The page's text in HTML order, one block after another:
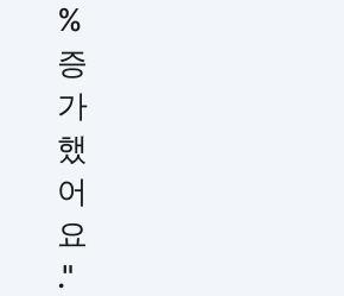
%
증
가
했
어
요
."